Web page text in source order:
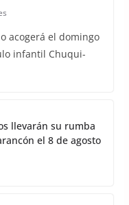
acogerá el domingo
infantil Chuqui-
llevarán su rumba
el 8 de agosto